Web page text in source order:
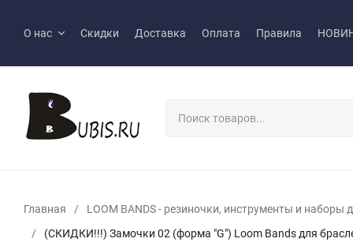
О нас Скидки Доставка Оплата Правила
Главная /
LOOM BANDS - pезиночки, инструменты и наборы
/
(СКИДКИ!!!) Замочки 02 (форма "G") Loom Bands для